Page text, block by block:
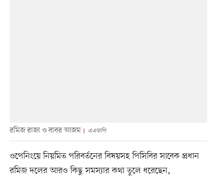
রমিজ রাজা ও বাবর আজম এএফপি
ওপেনিংয়ে নিয়মিত পরিবর্তনের বিষয়সহ পিসিবির সাবেক প্রধান
রমিজ দলের আরও কিছু সমস্যার কথা তুলে ধরেছেন,